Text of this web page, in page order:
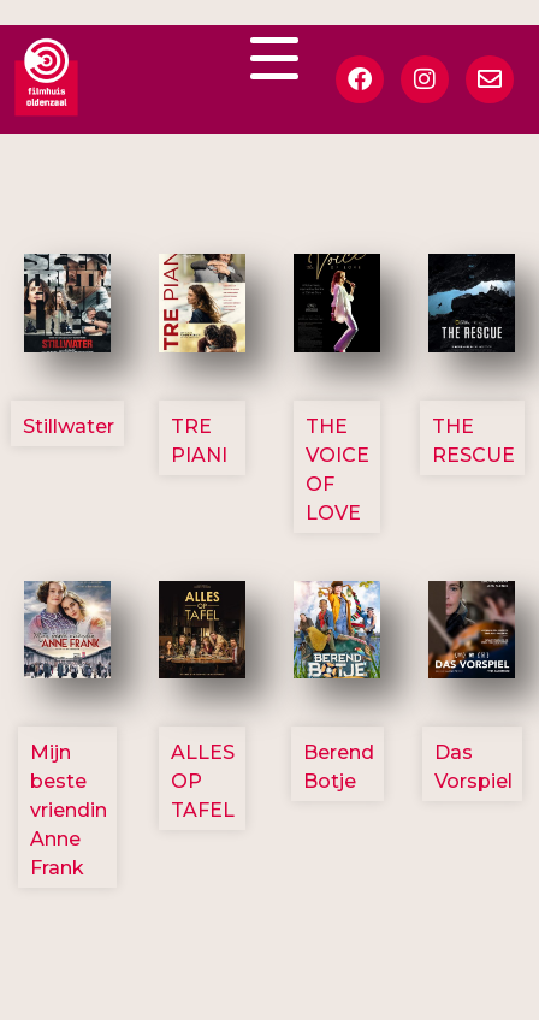
3123
Stillwater
3129
TRE
PIANI
3135
THE
VOICE
OF
LOVE
3148
THE
RESCUE
2757
Mijn
beste
vriendin
Anne
Frank
3154
ALLES
OP
TAFEL
2799
Berend
Botje
2777
Das
Vorspiel